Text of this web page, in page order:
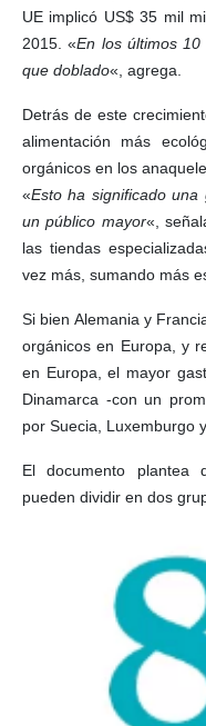
UE implicó US$ 35 mil
2015. «En los últimos
que doblado«, agrega.
Detrás de este
alimentación más
orgánicos en los
«Esto ha significado una
un público mayor«,
las tiendas
vez más, sumando más
Si bien Alemania y
orgánicos en Europa, y
en Europa, el mayor
Dinamarca -con un
por Suecia, Luxemburgo y
El documento plantea
pueden dividir en dos